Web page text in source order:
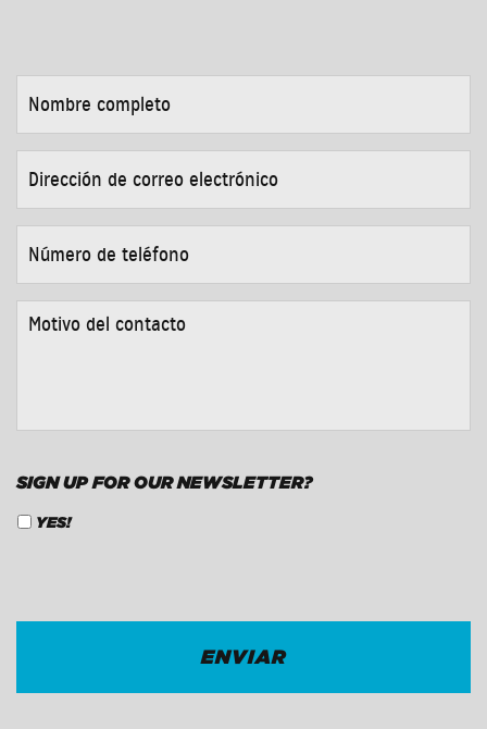
COMPLETO *
DE
CORREO
ELECTRÓNICO *
DE
TELÉFONO *
DEL
SIGN UP FOR OUR NEWSLETTER?
YES!